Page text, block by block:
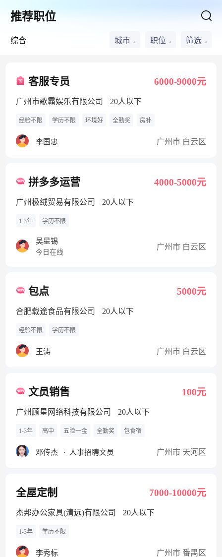
推荐职位
综合 城市 职位 筛选
客服专员 6000-9000元
广州市歌霸娱乐有限公司 20人以下
经验不限 学历不限 环境好 全勤奖 房补
李国忠 广州市 白云区
拼多多运营 4000-5000元
广州极绒贸易有限公司 20人以下
1-3年 学历不限
吴星锡
今日在线
广州市 白云区
包点 5000元
合肥载途食品有限公司 20人以下
经验不限 学历不限
王涛 广州市 白云区
文员销售 100元
广州顾星网络科技有限公司 20人以下
1-3年 高中 五险一金 全勤奖 包食宿
邓传杰 · 人事招聘文员 广州市 天河区
全屋定制 7000-10000元
杰邦办公家具(清远)有限公司 20人以下
1-3年 学历不限
李秀标 广州市 番禺区